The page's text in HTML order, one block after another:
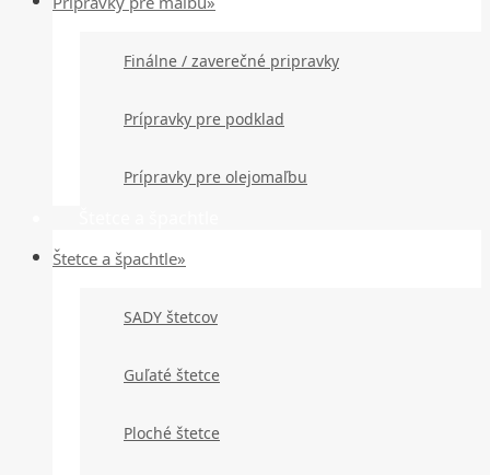
Finálne / zaverečné pripravky
Prípravky pre podklad
Prípravky pre olejomaľbu
Štetce a špachtle»
SADY štetcov
Guľaté štetce
Ploché štetce